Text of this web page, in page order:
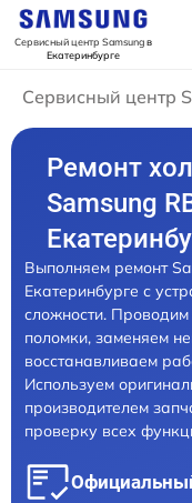
Сервисный центр Samsungв
Екатеринбурге
Сервисный центр
Ремонт
Samsung
Выполняем ремонт
Екатеринбурге с
сложности.
поломки, заменяем
восстанавливаем
Используем
производителем
проверку всех